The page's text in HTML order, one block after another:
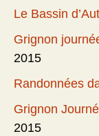
Le Bassin
Grignon
2015
Randonnées
Grignon
2015